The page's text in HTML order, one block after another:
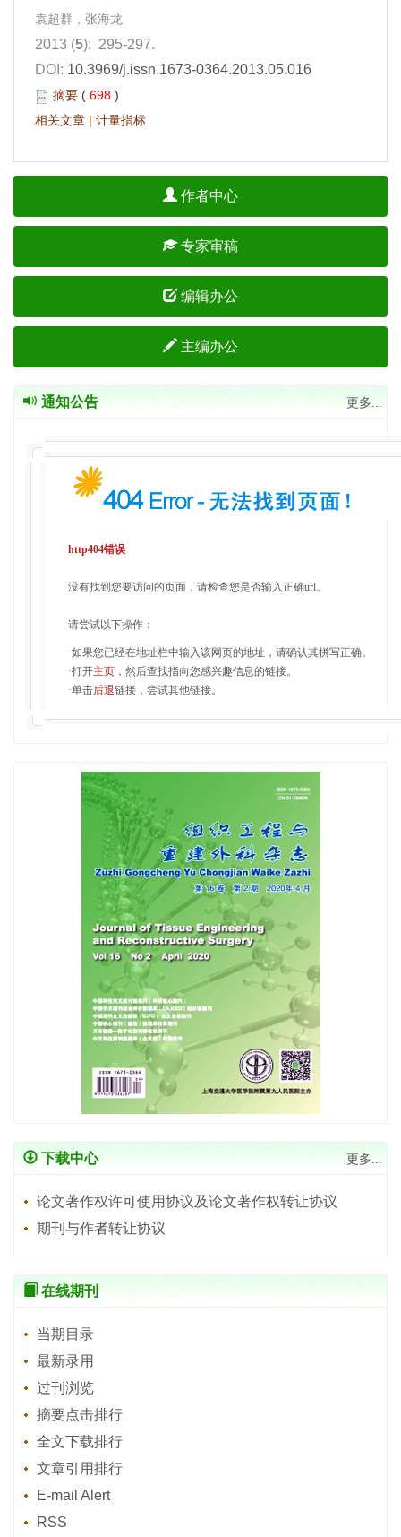
袁超群，张海龙
2013 (5): 295-297.
DOI: 10.3969/j.issn.1673-0364.2013.05.016
摘要 ( 698 )
相关文章 | 计量指标
作者中心
专家审稿
编辑办公
主编办公
通知公告 更多...
http404错误
没有找到您要访问的页面，请检查您是否输入正确url。
请尝试以下操作：
·如果您已经在地址栏中输入该网页的地址，请确认其拼写正确。
·打开主页 ，然后查找指向您感兴趣信息的链接。
·单击后退链接，尝试其他链接。
下载中心 更多...
论文著作权许可使用协议及论文著作权转让协议
期刊与作者转让协议
在线期刊
当期目录
最新录用
过刊浏览
摘要点击排行
全文下载排行
文章引用排行
E-mail Alert
RSS